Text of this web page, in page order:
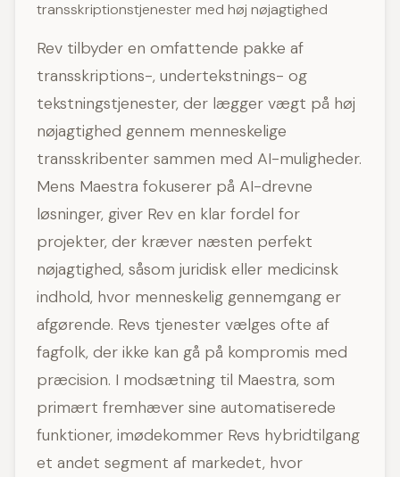
transskriptionstjenester med høj nøjagtighed
Rev tilbyder en omfattende pakke af
transskriptions-, undertekstnings- og
tekstningstjenester, der lægger vægt på høj
nøjagtighed gennem menneskelige
transskribenter sammen med AI-muligheder.
Mens Maestra fokuserer på AI-drevne
løsninger, giver Rev en klar fordel for
projekter, der kræver næsten perfekt
nøjagtighed, såsom juridisk eller medicinsk
indhold, hvor menneskelig gennemgang er
afgørende. Revs tjenester vælges ofte af
fagfolk, der ikke kan gå på kompromis med
præcision. I modsætning til Maestra, som
primært fremhæver sine automatiserede
funktioner, imødekommer Revs hybridtilgang
et andet segment af markedet, hvor